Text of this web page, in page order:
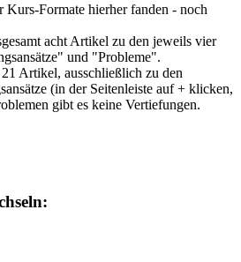
Kurs-Formate hierher fanden - noch
acht Artikel zu den jeweils vier
und "Probleme".
21 Artikel, ausschließlich zu den
(in der Seitenleiste auf + klicken,
gibt es keine Vertiefungen.